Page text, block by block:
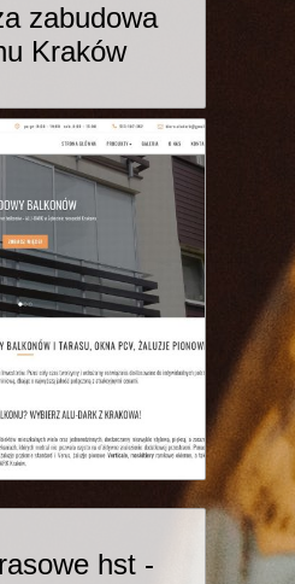
zabudowa
Kraków
hst -